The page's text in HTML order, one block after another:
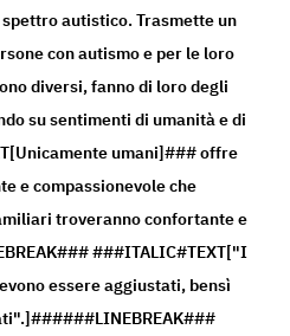
autistico. Trasmette un
con autismo e per le loro
diversi, fanno di loro degli
su sentimenti di umanità e di
umani]### offre
e compassionevole che
troveranno confortante e
###ITALIC#TEXT["I
essere aggiustati, bensì